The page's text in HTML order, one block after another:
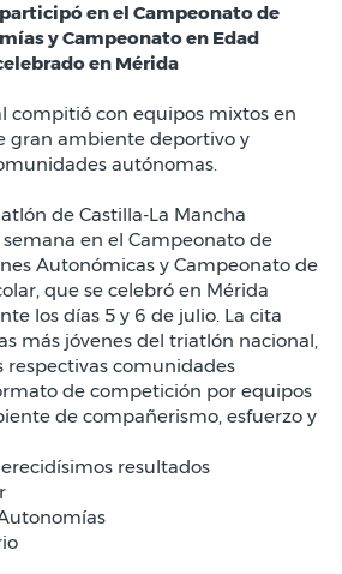
en el Campeonato de
y Campeonato en Edad
en Mérida
compitió con equipos mixtos en
gran ambiente deportivo y
autónomas.
de Castilla-La Mancha
en el Campeonato de
Autonómicas y Campeonato de
que se celebró en Mérida
los días 5 y 6 de julio. La cita
más jóvenes del triatlón nacional,
respectivas comunidades
de competición por equipos
de compañerismo, esfuerzo y
resultados